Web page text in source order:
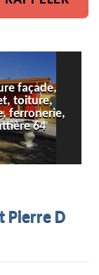
Peinture de
Pierre D